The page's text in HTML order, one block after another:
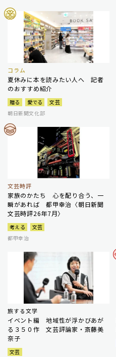
コラム
夏休みに本を読みたい人へ 記者
のおすすめ紹介
贈る 愛でる
文芸
朝日新聞文化部
文芸時評
家族のかたち 心を配り合う、一
瞬があれば 都甲幸治〈朝日新聞
文芸時評26年7月〉
考える
文芸
都甲幸治
旅する文学
イベント編 地域性が浮かびあが
る３５０作 文芸評論家・斎藤美
奈子
文芸